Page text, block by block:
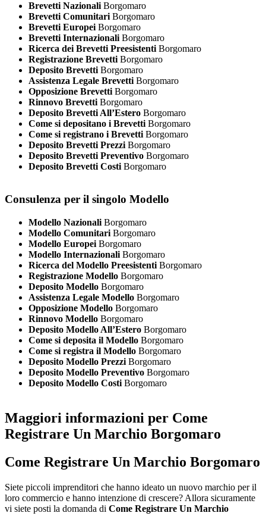
Brevetti Nazionali Borgomaro
Brevetti Comunitari Borgomaro
Brevetti Europei Borgomaro
Brevetti Internazionali Borgomaro
Ricerca dei Brevetti Preesistenti Borgomaro
Registrazione Brevetti Borgomaro
Deposito Brevetti Borgomaro
Assistenza Legale Brevetti Borgomaro
Opposizione Brevetti Borgomaro
Rinnovo Brevetti Borgomaro
Deposito Brevetti All’Estero Borgomaro
Come si depositano i Brevetti Borgomaro
Come si registrano i Brevetti Borgomaro
Deposito Brevetti Prezzi Borgomaro
Deposito Brevetti Preventivo Borgomaro
Deposito Brevetti Costi Borgomaro
Consulenza per il singolo Modello
Modello Nazionali Borgomaro
Modello Comunitari Borgomaro
Modello Europei Borgomaro
Modello Internazionali Borgomaro
Ricerca del Modello Preesistenti Borgomaro
Registrazione Modello Borgomaro
Deposito Modello Borgomaro
Assistenza Legale Modello Borgomaro
Opposizione Modello Borgomaro
Rinnovo Modello Borgomaro
Deposito Modello All’Estero Borgomaro
Come si deposita il Modello Borgomaro
Come si registra il Modello Borgomaro
Deposito Modello Prezzi Borgomaro
Deposito Modello Preventivo Borgomaro
Deposito Modello Costi Borgomaro
Maggiori informazioni per Come
Registrare Un Marchio Borgomaro
Come Registrare Un Marchio Borgomaro
Siete piccoli imprenditori che hanno ideato un nuovo marchio per il
loro commercio e hanno intenzione di crescere? Allora sicuramente
vi siete posti la domanda di Come Registrare Un Marchio